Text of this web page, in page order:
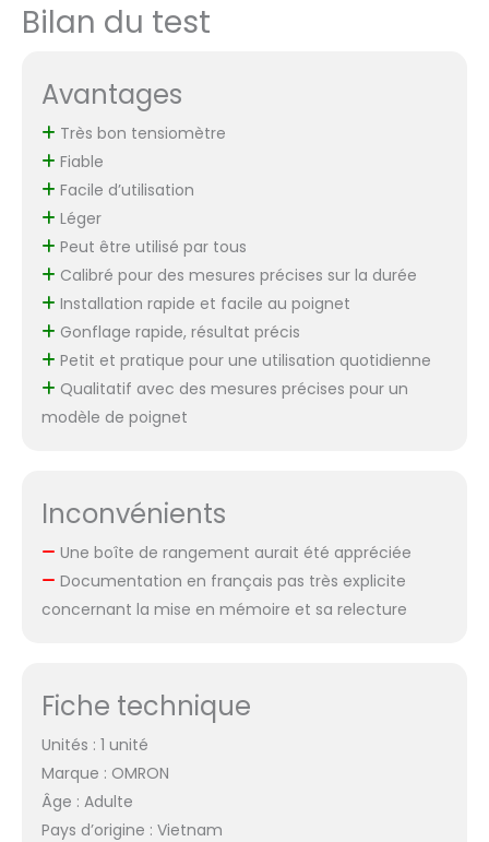
Bilan du test
Avantages
Très bon tensiomètre
Fiable
Facile d’utilisation
Léger
Peut être utilisé par tous
Calibré pour des mesures précises sur la durée
Installation rapide et facile au poignet
Gonflage rapide, résultat précis
Petit et pratique pour une utilisation quotidienne
Qualitatif avec des mesures précises pour un
modèle de poignet
Inconvénients
Une boîte de rangement aurait été appréciée
Documentation en français pas très explicite
concernant la mise en mémoire et sa relecture
Fiche technique
Unités : 1 unité
Marque : OMRON
Âge : Adulte
Pays d’origine : Vietnam